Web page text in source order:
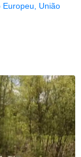
Europeu
União